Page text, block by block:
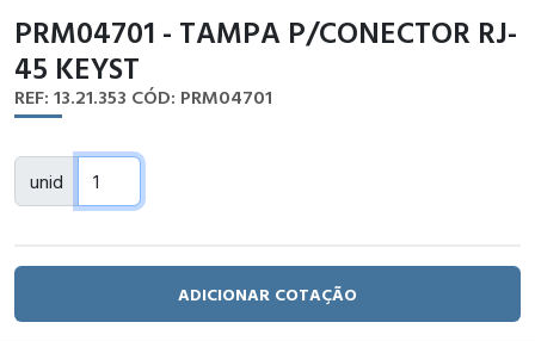
PRM04701 - TAMPA P/CONECTOR RJ-
45 KEYST
REF: 13.21.353 CÓD: PRM04701
unid
ADICIONAR COTAÇÃO